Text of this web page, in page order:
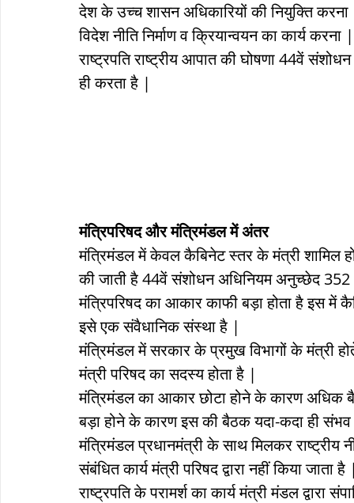
देश के उच्च शासन अधिकारियों की नियुक्ति
विदेश नीति निर्माण व क्रियान्वयन का कार्य करना |
राष्ट्रपति राष्ट्रीय आपात की घोषणा 44वें
ही करता है |
मंत्रिपरिषद और मंत्रिमंडल में अंतर
मंत्रिमंडल में केवल कैबिनेट स्तर के मंत्री शामिल
की जाती है 44वें संशोधन अधिनियम अनुच्छेद 352
मंत्रिपरिषद का आकार काफी बड़ा होता है इस में
इसे एक संवैधानिक संस्था है |
मंत्रिमंडल में सरकार के प्रमुख विभागों के मंत्री
मंत्री परिषद का सदस्य होता है |
मंत्रिमंडल का आकार छोटा होने के कारण अधिक
बड़ा होने के कारण इस की बैठक यदा-कदा ही
मंत्रिमंडल प्रधानमंत्री के साथ मिलकर राष्ट्रीय
संबंधित कार्य मंत्री परिषद द्वारा नहीं किया जाता
राष्ट्रपति के परामर्श का कार्य मंत्री मंडल